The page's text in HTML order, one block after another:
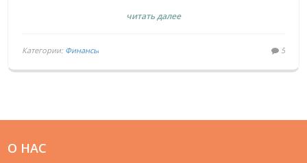
читать далее
Категории: Финансы 5
О НАС